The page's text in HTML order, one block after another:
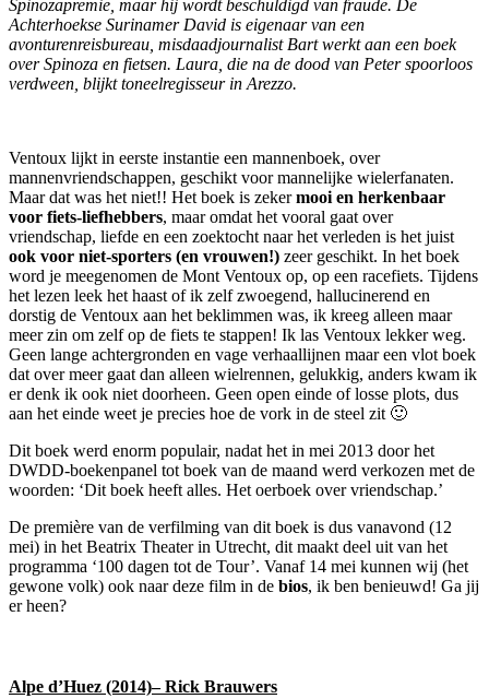
Spinozapremie, maar hij wordt beschuldigd van fraude. De
Achterhoekse Surinamer David is eigenaar van een
avonturenreisbureau, misdaadjournalist Bart werkt aan een boek
over Spinoza en fietsen. Laura, die na de dood van Peter spoorloos
verdween, blijkt toneelregisseur in Arezzo.
Ventoux lijkt in eerste instantie een mannenboek, over
mannenvriendschappen, geschikt voor mannelijke wielerfanaten.
Maar dat was het niet!! Het boek is zekermooi en herkenbaar
voor fiets-liefhebbers, maar omdat het vooral gaat over
vriendschap, liefde en een zoektocht naar het verleden is het juist
ook voor niet-sporters (en vrouwen!) zeer geschikt. In het boek
word je meegenomen de Mont Ventoux op, op een racefiets. Tijdens
het lezen leek het haast of ik zelf zwoegend, hallucinerend en
dorstig de Ventoux aan het beklimmen was, ik kreeg alleen maar
meer zin om zelf op de fiets te stappen! Ik las Ventoux lekker weg.
Geen lange achtergronden en vage verhaallijnen maar een vlot boek
dat over meer gaat dan alleen wielrennen, gelukkig, anders kwam ik
er denk ik ook niet doorheen. Geen open einde of losse plots, dus
aan het einde weet je precies hoe de vork in de steel zit 🙂
Dit boek werd enorm populair, nadat het in mei 2013 door het
DWDD-boekenpanel tot boek van de maand werd verkozen met de
woorden: ‘Dit boek heeft alles. Het oerboek over vriendschap.’
De première van de verfilming van dit boek is dus vanavond (12
mei) in het Beatrix Theater in Utrecht, dit maakt deel uit van het
programma ‘100 dagen tot de Tour’. Vanaf 14 mei kunnen wij (het
gewone volk) ook naar deze film in de bios, ik ben benieuwd! Ga jij
er heen?
Alpe d’Huez (2014)– Rick Brauwers